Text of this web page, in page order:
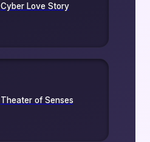
Cyber Love Story
Theater of Senses